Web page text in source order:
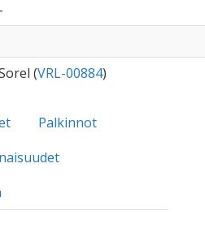
-
(VRL-00884)
Palkinnot